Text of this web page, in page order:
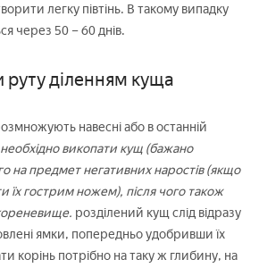
легку півтінь. В такому випадку
через 50 – 60 днів.
діленням куща
навесні або в останній
викопати кущ (бажано
на предмет негативних наростів (якщо
їх гострим ножем), після чого також
розділений кущ слід відразу
ямки, попередньо удобривши їх
корінь потрібно на таку ж глибину, на